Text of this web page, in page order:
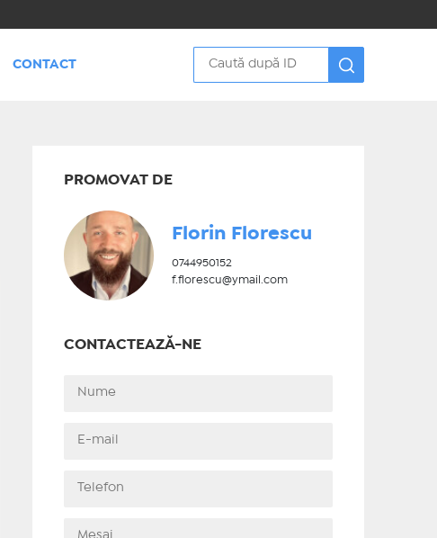
CONTACT
PROMOVAT DE
Florin Florescu
0744950152
f.florescu@ymail.com
CONTACTEAZĂ-NE